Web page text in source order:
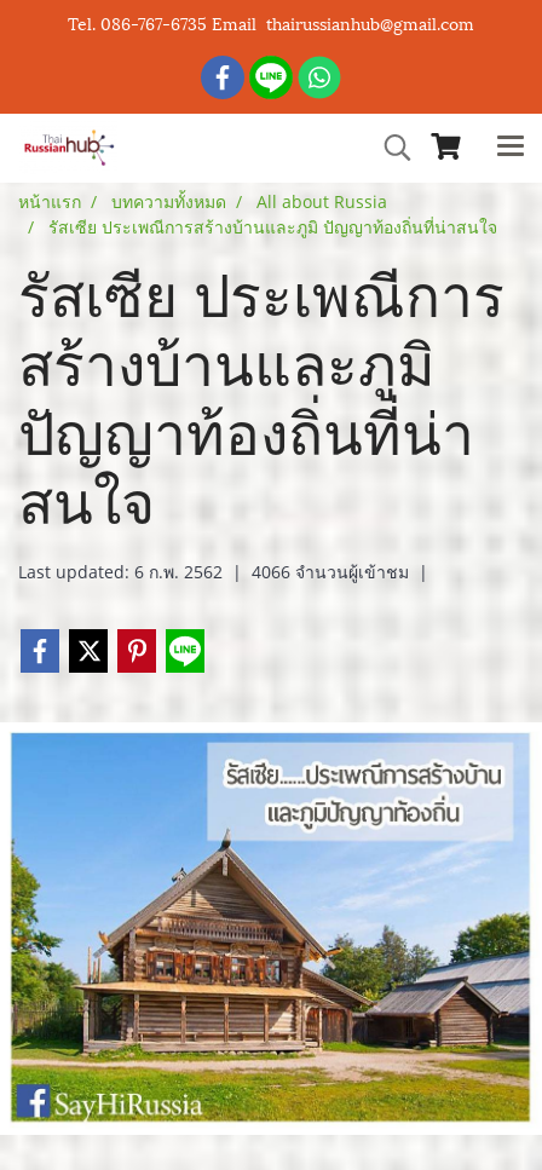
Tel. 086-767-6735 Email thairussianhub@gmail.com
หน้าแรก บทความทั้งหมด
All about Russia
รัสเซีย ประเพณีการสร้างบ้านและภูมิ ปัญญาท้องถิ่นที่น่าสนใจ
รัสเซีย ประเพณีการ
สร้างบ้านและภูมิ
ปัญญาท้องถิ่นที่น่า
สนใจ
Last updated: 6 ก.พ. 2562 | 4066 จำนวนผู้เข้าชม |